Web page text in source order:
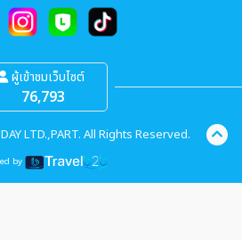
ผู้เข้าชมเว็บไซต์
76,793
LTD.,PART. All Rights Reserved.
by